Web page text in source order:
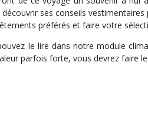
ses conseils vestimentaires
préférés et faire votre
le lire dans notre module
parfois forte, vous devrez faire